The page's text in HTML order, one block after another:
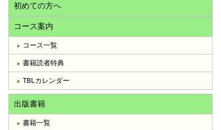
初めての方へ
コース案内
コース一覧
書籍読者特典
TBLカレンダー
出版書籍
書籍一覧